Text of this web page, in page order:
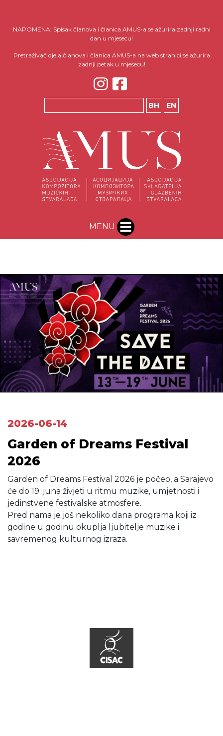
NAPOMENA: Spisak članova i članica AMUS-a se ažurira zadnji radni
dan u mjesecu!
Pretraživač djela članova i članica AMUS-a na web stranici se ažurira
zadnji petak u mjesecu!
BH EN
MENU
2026-06-14
Garden of Dreams Festival
2026
Garden of Dreams Festival 2026 je počeo, a Sarajevo
će do 19. juna živjeti u ritmu muzike, umjetnosti i
jedinstvene festivalske atmosfere.
Pred nama je još nekoliko dana programa koji iz
godine u godinu okuplja ljubitelje muzike i
savremenog kulturnog izraza.